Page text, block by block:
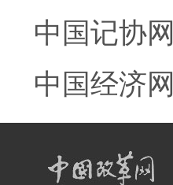
中国记协网
中国经济网